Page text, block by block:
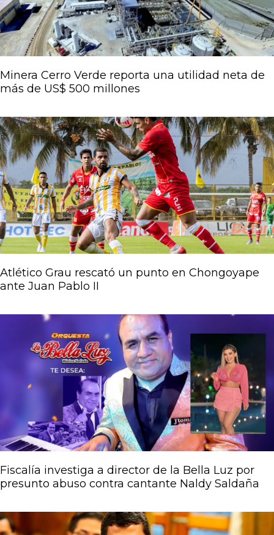
Minera Cerro Verde reporta una utilidad neta de
más de US$ 500 millones
Atlético Grau rescató un punto en Chongoyape
ante Juan Pablo II
Fiscalía investiga a director de la Bella Luz por
presunto abuso contra cantante Naldy Saldaña